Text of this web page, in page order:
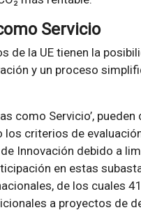
Servicio
de la UE tienen la
y un proceso
como Servicio’,
los criterios de
Innovación debido a
en estas
de los cuales
a proyectos de